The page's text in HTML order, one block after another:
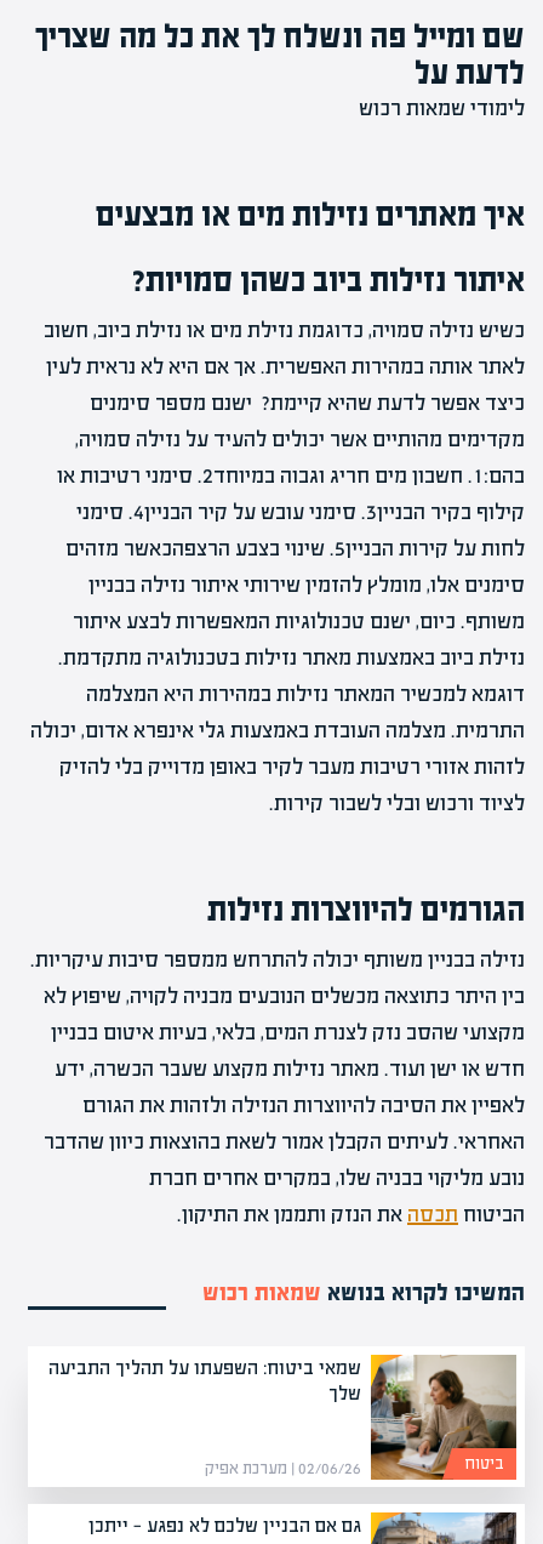
שם ומייל פה ונשלח לך את כל מה שצריך
לדעת על
לימודי שמאות רכוש
איך מאתרים נזילות מים או מבצעים
איתור נזילות ביוב כשהן סמויות?
כשיש נזילה סמויה, כדוגמת נזילת מים או נזילת ביוב, חשוב
לאתר אותה במהירות האפשרית. אך אם היא לא נראית לעין
כיצד אפשר לדעת שהיא קיימת? ישנם מספר סימנים
מקדימים מהותיים אשר יכולים להעיד על נזילה סמויה,
בהם:1. חשבון מים חריג וגבוה במיוחד2. סימני רטיבות או
קילוף בקיר הבניין3. סימני עובש על קיר הבניין4. סימני
לחות על קירות הבניין5. שינוי בצבע הרצפהכאשר מזהים
סימנים אלו, מומלץ להזמין שירותי איתור נזילה בבניין
משותף. כיום, ישנם טכנולוגיות המאפשרות לבצע איתור
נזילת ביוב באמצעות מאתר נזילות בטכנולוגיה מתקדמת.
דוגמא למכשיר המאתר נזילות במהירות היא המצלמה
התרמית. מצלמה העובדת באמצעות גלי אינפרא אדום, יכולה
לזהות אזורי רטיבות מעבר לקיר באופן מדוייק בלי להזיק
לציוד ורכוש ובלי לשבור קירות.
הגורמים להיווצרות נזילות
נזילה בבניין משותף יכולה להתרחש ממספר סיבות עיקריות.
בין היתר כתוצאה מכשלים הנובעים מבניה לקויה, שיפוץ לא
מקצועי שהסב נזק לצנרת המים, בלאי, בעיות איטום בבניין
חדש או ישן ועוד. מאתר נזילות מקצוע שעבר הכשרה, ידע
לאפיין את הסיבה להיווצרות הנזילה ולזהות את הגורם
האחראי. לעיתים הקבלן אמור לשאת בהוצאות כיוון שהדבר
נובע מליקוי בבניה שלו, במקרים אחרים חברת
הביטוח תכסה את הנזק ותממן את התיקון.
המשיכו לקרוא בנושא שמאות רכוש
שמאי ביטוח: השפעתו על תהליך התביעה
שלך
02/06/26 | מערכת אפיק ביטוח
גם אם הבניין שלכם לא נפגע — ייתכן